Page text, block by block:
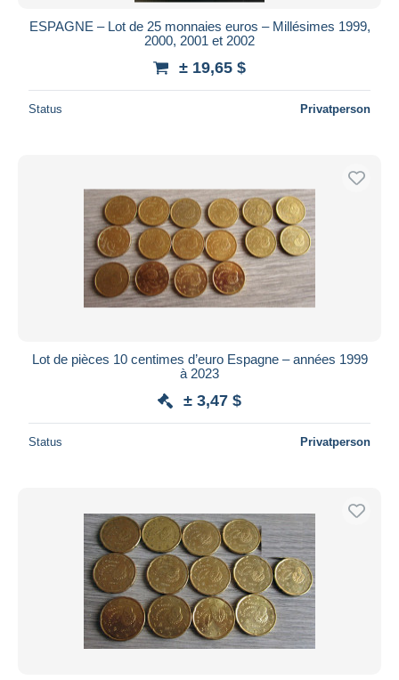
ESPAGNE – Lot de 25 monnaies euros – Millésimes 1999,
2000, 2001 et 2002
± 19,65 $
Status Privatperson
Lot de pièces 10 centimes d’euro Espagne – années 1999
à 2023
± 3,47 $
Status Privatperson